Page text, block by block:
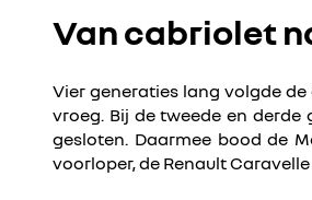
Van cabriolet
Vier generaties lang volgde
vroeg. Bij de tweede en
gesloten. Daarmee bood de
voorloper, de Renault